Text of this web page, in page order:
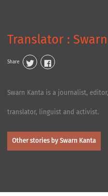
Translator :
Share
Swarn Kanta is a journalist,
translator, linguist and activist.
Other stories by Swarn Kanta